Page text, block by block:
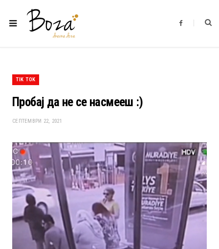
F
b
TIK TOK
Пробај да не се насмееш :)
СЕПТЕМВРИ 22, 2021